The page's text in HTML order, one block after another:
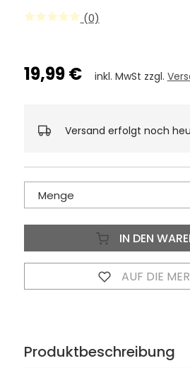
(0)
19,99 € inkl. MwSt zzgl.
Versand erfolgt noch
Menge
IN DEN
AUF DIE
Produktbeschreibung